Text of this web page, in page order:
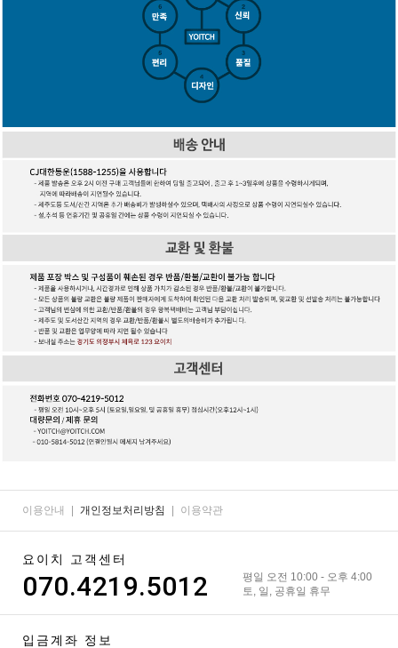
이용안내 | 개인정보처리방침 | 이용약관
요이치 고객센터
070.4219.5012
평일 오전 10:00 - 오후 4:00
토, 일, 공휴일 휴무
입금계좌 정보